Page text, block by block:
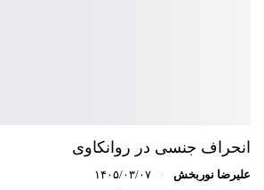
انحراف جنسی در روانکاوی
علیرضا نوربخش ۱۴۰۵/۰۳/۰۷